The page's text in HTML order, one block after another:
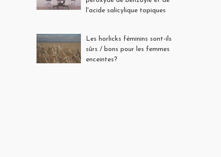
l'acide salicylique topiques
Les horlicks féminins sont-ils
sûrs / bons pour les femmes
enceintes?